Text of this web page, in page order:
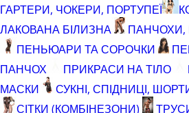
ГАРТЕРИ, ЧОКЕРИ, ПОРТУПЕЇ
ЛАКОВАНА БІЛИЗНА
ПАНЧОХИ,
ПЕНЬЮАРИ ТА СОРОЧКИ
ПАНЧОХ
ПРИКРАСИ НА ТІЛО
МАСКИ
СУКНІ, СПІДНИЦІ,
СІТКИ (КОМБІНЕЗОНИ)